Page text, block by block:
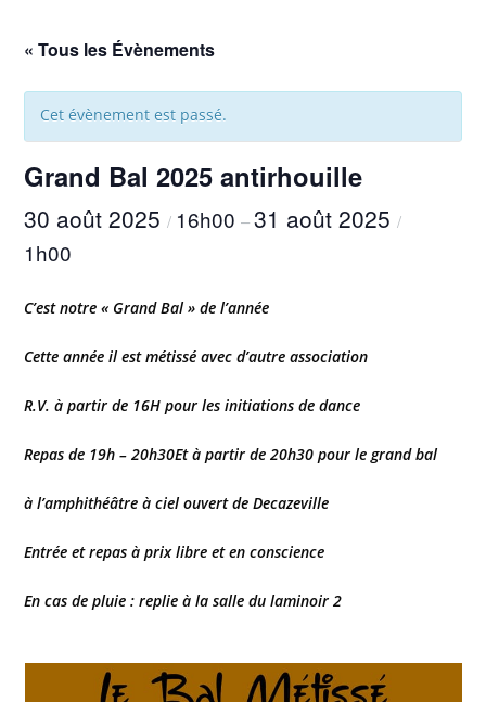
« Tous les Évènements
Cet évènement est passé.
Grand Bal 2025 antirhouille
30 août 2025/ 16h00–31 août 2025/
1h00
C’est notre « Grand Bal » de l’année
Cette année il est métissé avec d’autre association
R.V. à partir de 16H pour les initiations de dance
Repas de 19h – 20h30Et à partir de 20h30 pour le grand bal
à l’amphithéâtre à ciel ouvert de Decazeville
Entrée et repas à prix libre et en conscience
En cas de pluie : replie à la salle du laminoir 2